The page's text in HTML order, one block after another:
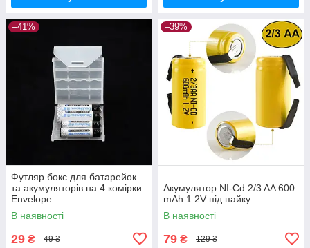
–41%
Футляр бокс для батарейок
та акумуляторів на 4 комірки
Envelope
В наявності
29 ₴ 49 ₴
–39%
Акумулятор NI-Cd 2/3 AA 600
mAh 1.2V під пайку
В наявності
79 ₴ 129 ₴